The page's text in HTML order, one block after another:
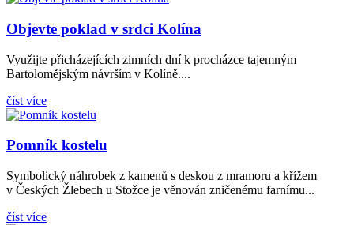
Objevte poklad v srdci Kolína
Využijte přicházejících zimních dní k procházce tajemným
Bartolomějským návrším v Kolíně....
číst více
Pomník kostelu
Symbolický náhrobek z kamenů s deskou z mramoru a křížem
v Českých Žlebech u Stožce je věnován zničenému farnímu...
číst více